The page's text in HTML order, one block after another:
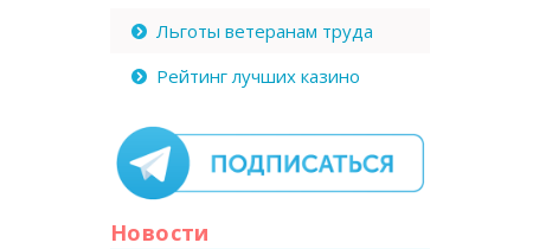
Льготы ветеранам труда
Рейтинг лучших казино
Новости